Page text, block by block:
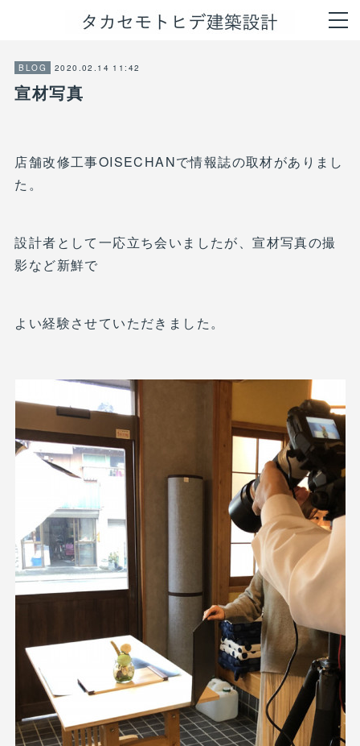
BLOG 2020.02.14 11:42
宣材写真
店舗改修工事OISECHANで情報誌の取材がありまし
た。
設計者として一応立ち会いましたが、宣材写真の撮
影など新鮮で
よい経験させていただきました。